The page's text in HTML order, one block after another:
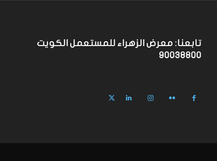
تابعنا: معرض الزهراء للمستعمل الكويت
90038800